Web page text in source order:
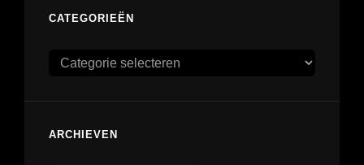
CATEGORIEËN
Categorieën
ARCHIEVEN